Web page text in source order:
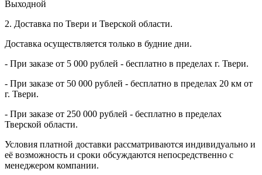
Выходной
2. Доставка по Твери и Тверской области.
Доставка осуществляется только в будние дни.
- При заказе от 5 000 рублей - бесплатно в пределах г. Твери.
- При заказе от 50 000 рублей - бесплатно в пределах 20 км от
г. Твери.
- При заказе от 250 000 рублей - бесплатно в пределах
Тверской области.
Условия платной доставки рассматриваются индивидуально и
её возможность и сроки обсуждаются непосредственно с
менеджером компании.